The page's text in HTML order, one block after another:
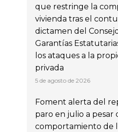
que restringe la
vivienda tras el
dictamen del
Garantías
los ataques a la
privada
5 de agosto de 2026
Foment alerta del
paro en julio a pesar
comportamiento de